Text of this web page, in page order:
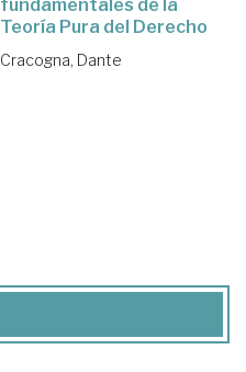
fundamentales de la
Teoría Pura del Derecho
Cracogna, Dante